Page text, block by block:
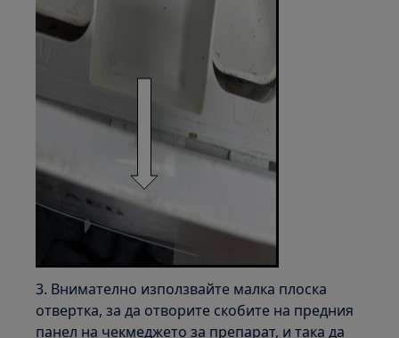
3. Внимателно използвайте малка плоска
отвертка, за да отворите скобите на предния
панел на чекмеджето за препарат, и така да